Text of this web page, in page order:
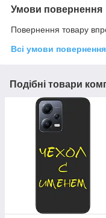
Умови повернення
Повернення товару
Всі умови повернення
Подібні товари